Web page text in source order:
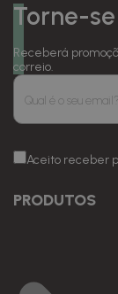
Torne-
Receberá
correio.
Aceito receber
PRODUTOS